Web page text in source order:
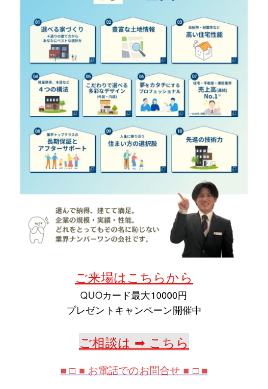
ご来場はこちらから
QUOカード最大10000円
プレゼントキャンペーン開催中
ご相談は ➡ こちら
■ □ ■ お電話でのお問合せ ■ □ ■